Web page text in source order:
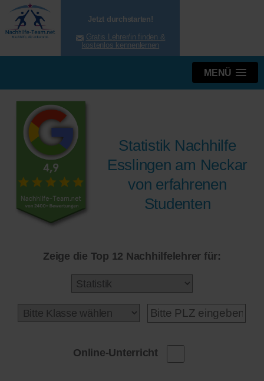
Jetzt durchstarten!
Gratis Lehrer/in finden &
kostenlos kennenlernen
MENÜ
Statistik Nachhilfe
Esslingen am Neckar
von erfahrenen
Studenten
Zeige die Top 12 Nachhilfelehrer für:
Online-Unterricht